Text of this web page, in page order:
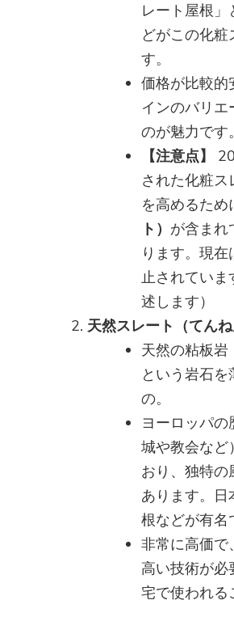
レート屋根
どがこの化粧
す。
価格が比較的
インのバリ
のが魅力です。
【注意点】
された化粧
を高めるため
ト） が含まれ
ります。現
止されていま
述します）
天然スレート（てんね
天然の粘板岩
という岩石を
の。
ヨーロッパ
城や教会など
おり、独特
あります。
根などが有名
非常に高価で
高い技術が
宅で使われる